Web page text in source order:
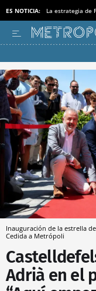
ES NOTICIA: La estrategia de
Inauguración de la estrella
Cedida a Metrópoli
Adrià en el